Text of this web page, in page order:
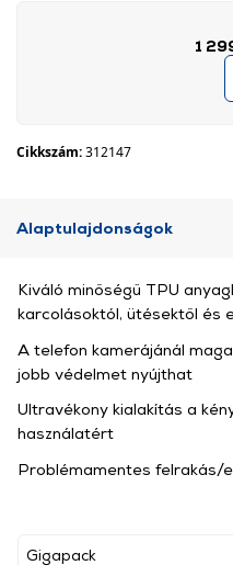
1
Cikkszám:312147
Alaptulajdonságok
Gigapack
Kiváló minőségű TPU
karcolásoktól, ütésektől és
A telefon kamerájánál
jobb védelmet nyújthat
Ultravékony kialakítás a
használatért
Problémamentes felrakás/